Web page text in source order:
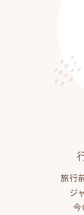
旅行
ジ